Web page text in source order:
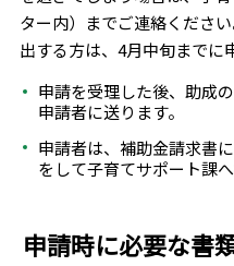
ター内）までご連絡くださ
出する方は、4月中旬までに
申請を受理した後、助成
申請者に送ります。
申請者は、補助金請求書
をして子育てサポート課
申請時に必要な書